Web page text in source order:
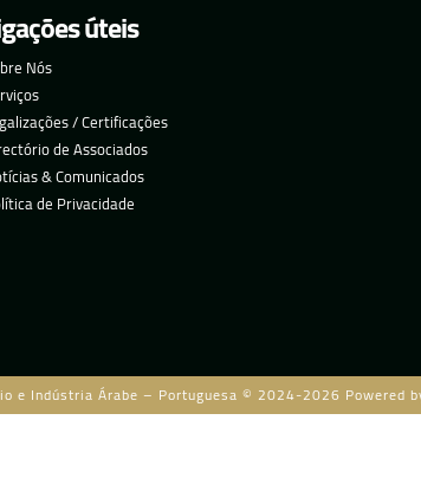
úteis
Nós
/ Certificações
de Associados
& Comunicados
de Privacidade
e Indústria Árabe – Portuguesa © 2024-2026 Powered